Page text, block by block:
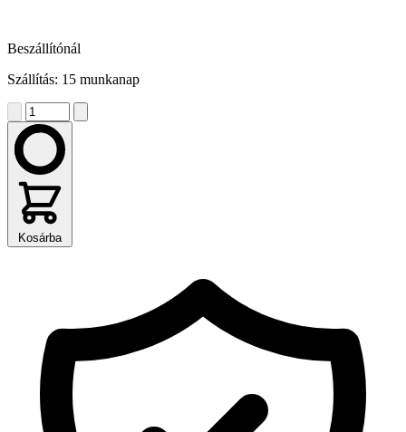
Beszállítónál
Szállítás: 15 munkanap
Kosárba